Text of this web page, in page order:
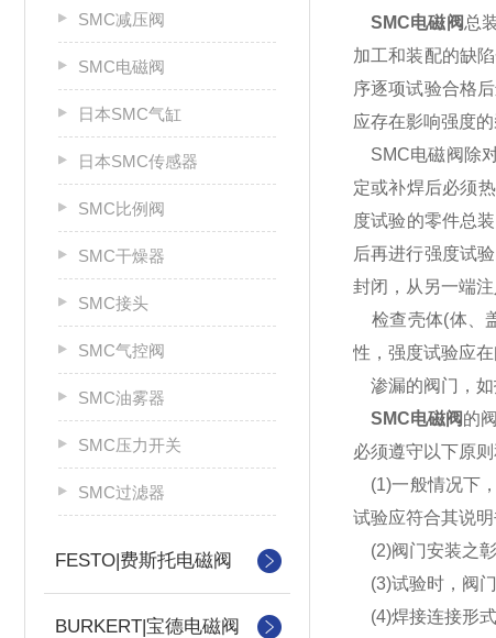
SMC减压阀
SMC电磁阀
日本SMC气缸
日本SMC传感器
SMC比例阀
SMC干燥器
SMC接头
SMC气控阀
SMC油雾器
SMC压力开关
SMC过滤器
FESTO|费斯托电磁阀
BURKERT|宝德电磁阀
SMC电磁阀总
加工和装配的缺
序逐项试验合格
应存在影响强度
SMC电磁阀除
定或补焊后必须
度试验的零件总
后再进行强度试
封闭，从另一端注
检查壳体(体、
性，强度试验应
渗漏的阀门，如
SMC电磁阀的
必须遵守以下原则
(1)一般情况下
试验应符合其说明
(2)阀门安装之彰
(3)试验时，阀门
(4)焊接连接形式